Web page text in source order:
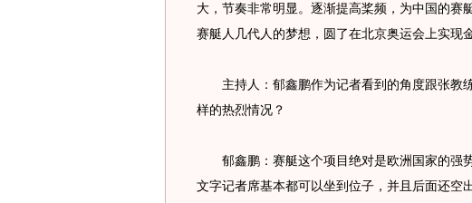
大，节奏非常明显。逐渐提高桨频，为中国的赛
赛艇人几代人的梦想，圆了在北京奥运会上实现
主持人：郁鑫鹏作为记者看到的角度跟张教
样的热烈情况？
郁鑫鹏：赛艇这个项目绝对是欧洲国家的强势
文字记者席基本都可以坐到位子，并且后面还空